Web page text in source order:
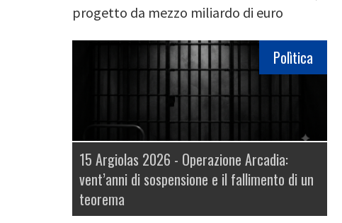
progetto da mezzo miliardo di euro
Polìtica
15 Argiolas 2026 - Operazione Arcadia:
vent’anni di sospensione e il fallimento di un
teorema